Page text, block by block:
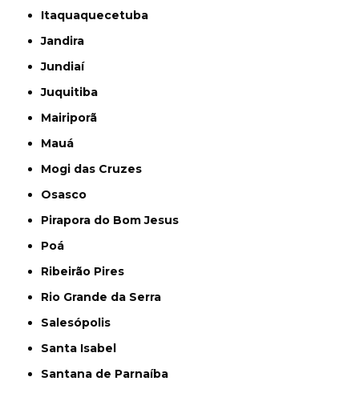
Itaquaquecetuba
Jandira
Jundiaí
Juquitiba
Mairiporã
Mauá
Mogi das Cruzes
Osasco
Pirapora do Bom Jesus
Poá
Ribeirão Pires
Rio Grande da Serra
Salesópolis
Santa Isabel
Santana de Parnaíba